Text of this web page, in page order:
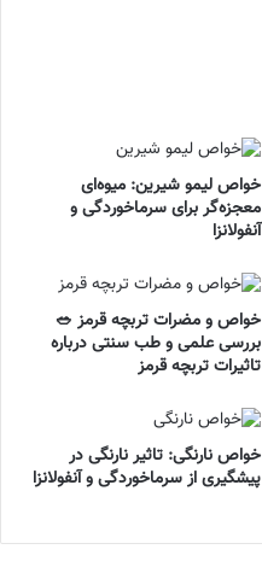
خواص لیمو شیرین: میوه‌ای
معجزه‌گر برای سرماخوردگی و
آنفولانزا
خواص و مضرات تربچه قرمز 🥗
بررسی علمی و طب سنتی درباره
تاثیرات تربچه قرمز
خواص نارنگی: تاثیر نارنگی در
پیشگیری از سرماخوردگی و آنفولانزا